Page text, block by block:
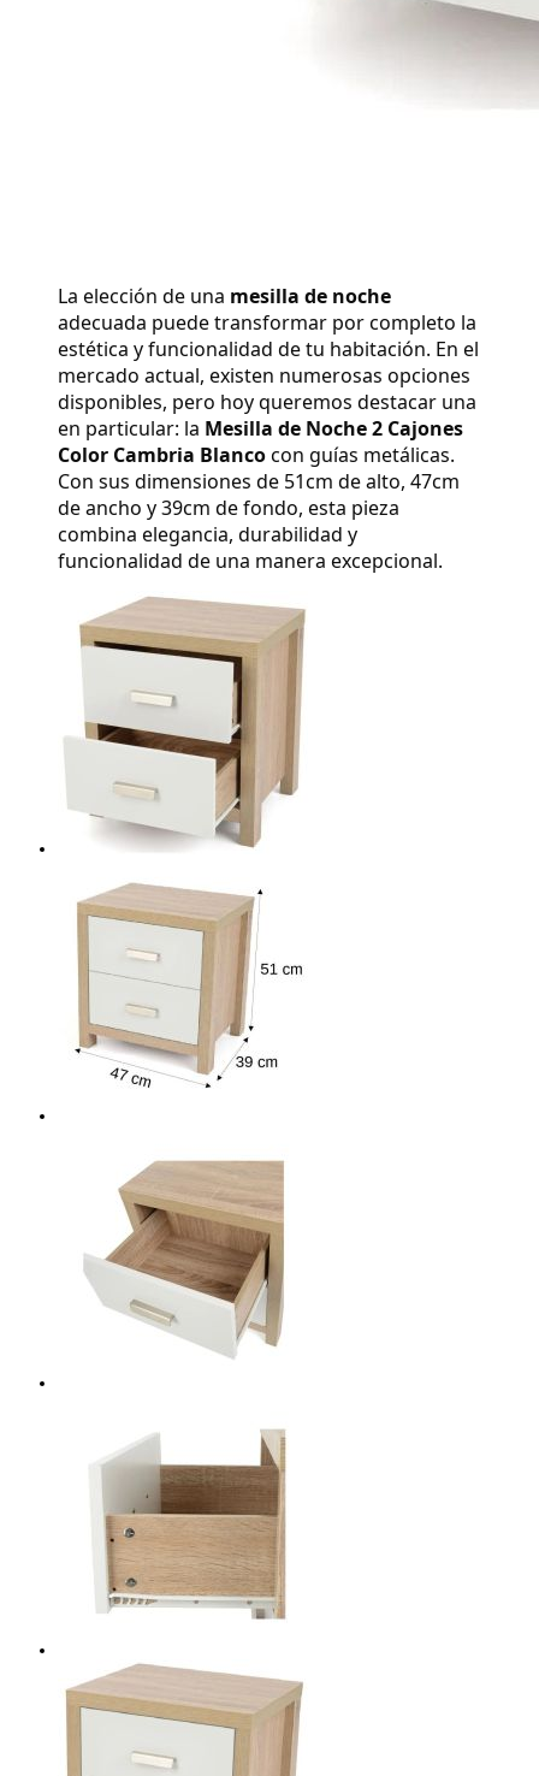
La elección de una mesilla de noche
adecuada puede transformar por completo la
estética y funcionalidad de tu habitación. En el
mercado actual, existen numerosas opciones
disponibles, pero hoy queremos destacar una
en particular: la Mesilla de Noche 2 Cajones
Color Cambria Blanco con guías metálicas.
Con sus dimensiones de 51cm de alto, 47cm
de ancho y 39cm de fondo, esta pieza
combina elegancia, durabilidad y
funcionalidad de una manera excepcional.